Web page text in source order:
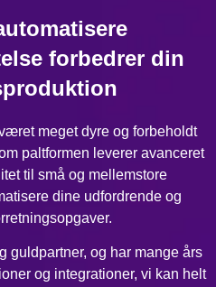
forbedrer din
meget dyre og forbeholdt
paltformen leverer avanceret
til små og mellemstore
dine udfordrende og
guldpartner, og har mange års
og integrationer, vi kan helt